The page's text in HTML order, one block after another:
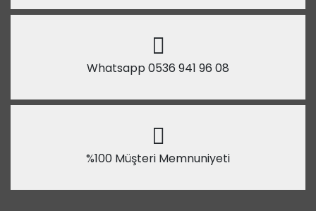
Whatsapp 0536 941 96 08
%100 Müşteri Memnuniyeti